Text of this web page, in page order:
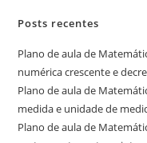
Posts recentes
Plano de aula de
numérica crescente e
Plano de aula de
medida e unidade de
Plano de aula de